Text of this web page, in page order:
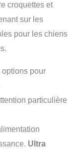
croquettes et
sur les
pour les chiens
pour
particulière
Ultra